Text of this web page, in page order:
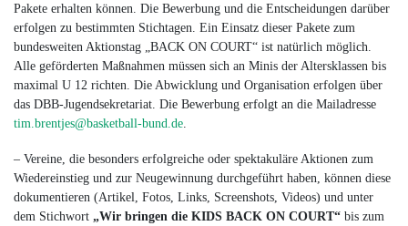
Pakete erhalten können. Die Bewerbung und die Entscheidungen darüber
erfolgen zu bestimmten Stichtagen. Ein Einsatz dieser Pakete zum
bundesweiten Aktionstag „BACK ON COURT“ ist natürlich möglich.
Alle geförderten Maßnahmen müssen sich an Minis der Altersklassen bis
maximal U 12 richten. Die Abwicklung und Organisation erfolgen über
das DBB-Jugendsekretariat. Die Bewerbung erfolgt an die Mailadresse
tim.brentjes@basketball-bund.de
– Vereine, die besonders erfolgreiche oder spektakuläre Aktionen zum
Wiedereinstieg und zur Neugewinnung durchgeführt haben, können diese
dokumentieren (Artikel, Fotos, Links, Screenshots, Videos) und unter
dem Stichwort „Wir bringen die KIDS BACK ON COURT“ bis zum